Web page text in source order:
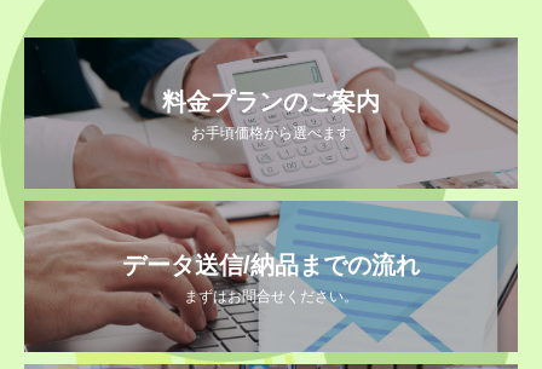
料金プランのご案内
お手頃価格から選べます
データ送信/納品までの流れ
まずはお問合せください。